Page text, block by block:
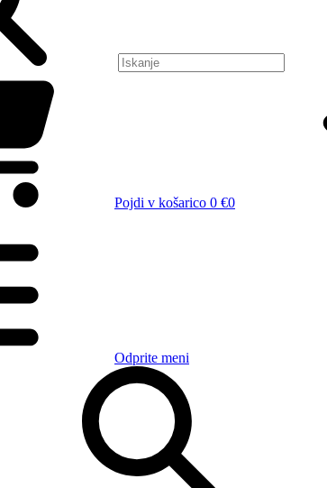
Pojdi v košarico 0 €0
Odprite meni